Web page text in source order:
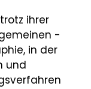
ihrer
-
in der
und